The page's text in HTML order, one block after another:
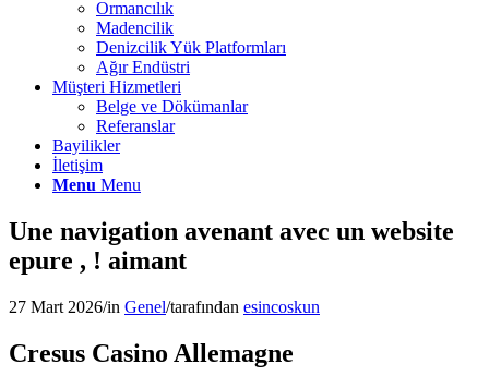
Ormancılık
Madencilik
Denizcilik Yük Platformları
Ağır Endüstri
Müşteri Hizmetleri
Belge ve Dökümanlar
Referanslar
Bayilikler
İletişim
Menu Menu
Une navigation avenant avec un website
epure , ! aimant
27 Mart 2026/in Genel/tarafından esincoskun
Cresus Casino Allemagne